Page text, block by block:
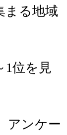
まる地域
1位を見
アンケー